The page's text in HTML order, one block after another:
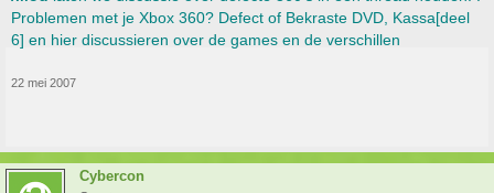
Problemen met je Xbox 360? Defect of Bekraste DVD, Kassa[deel
6] en hier discussieren over de games en de verschillen
22 mei 2007
Cybercon